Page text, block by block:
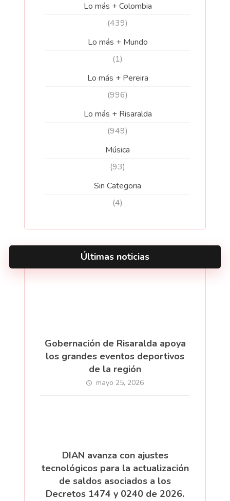
Lo más + Colombia
(439)
Lo más + Mundo
(1)
Lo más + Pereira
(996)
Lo más + Risaralda
(949)
Música
(93)
Sin Categoria
(4)
Últimas noticias
Gobernación de Risaralda apoya
los grandes eventos deportivos
de la región
mayo 25, 2026
DIAN avanza con ajustes
tecnológicos para la actualización
de saldos asociados a los
Decretos 1474 y 0240 de 2026.